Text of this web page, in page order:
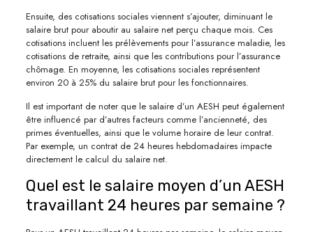
Ensuite, des cotisations sociales viennent s’ajouter, diminuant le
salaire brut pour aboutir au salaire net perçu chaque mois. Ces
cotisations incluent les prélèvements pour l’assurance maladie, les
cotisations de retraite, ainsi que les contributions pour l’assurance
chômage. En moyenne, les cotisations sociales représentent
environ 20 à 25% du salaire brut pour les fonctionnaires.
Il est important de noter que le salaire d’un AESH peut également
être influencé par d’autres facteurs comme l’ancienneté, des
primes éventuelles, ainsi que le volume horaire de leur contrat.
Par exemple, un contrat de 24 heures hebdomadaires impacte
directement le calcul du salaire net.
Quel est le salaire moyen d’un AESH
travaillant 24 heures par semaine ?